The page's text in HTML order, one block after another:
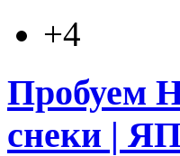
+4
Пробуем
снеки |